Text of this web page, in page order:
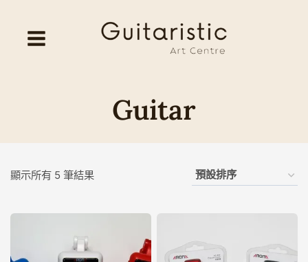
content
Guitar
顯示所有 5 筆結果